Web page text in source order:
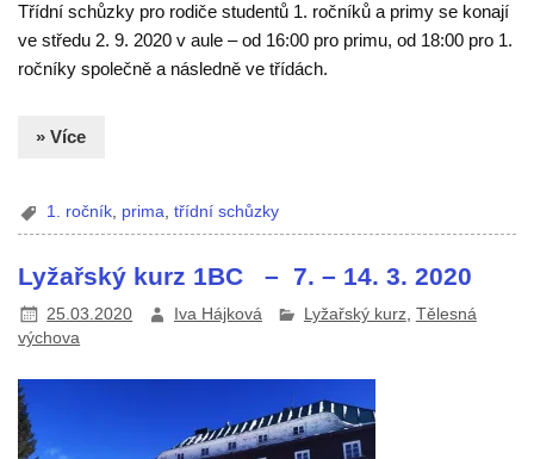
Třídní schůzky pro rodiče studentů 1. ročníků a primy se konají
ve středu 2. 9. 2020 v aule – od 16:00 pro primu, od 18:00 pro 1.
ročníky společně a následně ve třídách.
» Více
1. ročník prima ,třídní schůzky
Lyžařský kurz 1BC – 7. – 14. 3. 2020
25.03.2020 Iva Hájková Lyžařský kurz, Tělesná
výchova